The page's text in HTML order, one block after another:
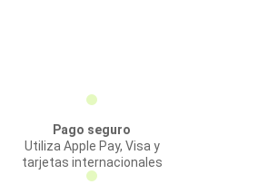
Pago seguro
Utiliza Apple Pay, Visa y
tarjetas internacionales